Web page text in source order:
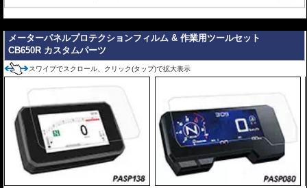
メーターパネルプロテクションフィルム & 作業用ツールセット
CB650R カスタムパーツ
スワイプでスクロール、クリック(タップ)で拡大表示